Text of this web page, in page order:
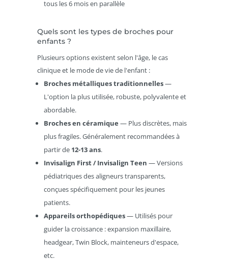
tous les 6 mois en parallèle
Quels sont les types de broches pour
enfants ?
Plusieurs options existent selon l'âge, le cas
clinique et le mode de vie de l'enfant :
Broches métalliques traditionnelles—
L'option la plus utilisée, robuste, polyvalente et
abordable.
Broches en céramique — Plus discrètes, mais
plus fragiles. Généralement recommandées à
partir de 12-13 ans.
Invisalign First / Invisalign Teen — Versions
pédiatriques des aligneurs transparents,
conçues spécifiquement pour les jeunes
patients.
Appareils orthopédiques— Utilisés pour
guider la croissance : expansion maxillaire,
headgear, Twin Block, mainteneurs d'espace,
etc.